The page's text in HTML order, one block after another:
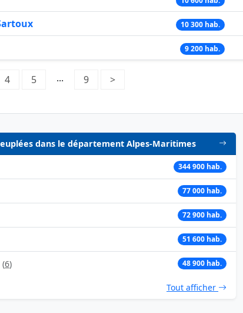
10 300 hab.
9 200 hab.
3
4 Page 4
5 Page 5
... 9 Page 9
>
dans le département Alpes-Maritimes
344 900 hab.
77 000 hab.
72 900 hab.
51 600 hab.
(6) 48 900 hab.
Tout afficher